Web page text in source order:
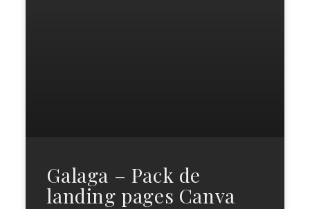
Galaga – Pack de
landing pages Canva